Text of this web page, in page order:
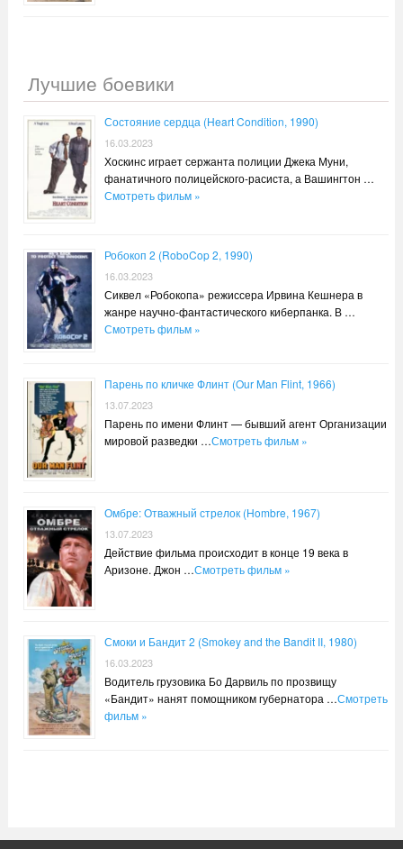
Лучшие боевики
Состояние сердца (Heart Condition, 1990)
16.03.2023
Хоскинс играет сержанта полиции Джека Муни,
фанатичного полицейского-расиста, а Вашингтон …
Смотреть фильм »
Робокоп 2 (RoboCop 2, 1990)
16.03.2023
Сиквел «Робокопа» режиссера Ирвина Кешнера в
жанре научно-фантастического киберпанка. В …
Смотреть фильм »
Парень по кличке Флинт (Our Man Flint, 1966)
13.07.2023
Парень по имени Флинт — бывший агент Организации
мировой разведки …Смотреть фильм »
Омбре: Отважный стрелок (Hombre, 1967)
13.07.2023
Действие фильма происходит в конце 19 века в
Аризоне. Джон …Смотреть фильм »
Смоки и Бандит 2 (Smokey and the Bandit II, 1980)
16.03.2023
Водитель грузовика Бо Дарвиль по прозвищу
«Бандит» нанят помощником губернатора …Смотреть
фильм »